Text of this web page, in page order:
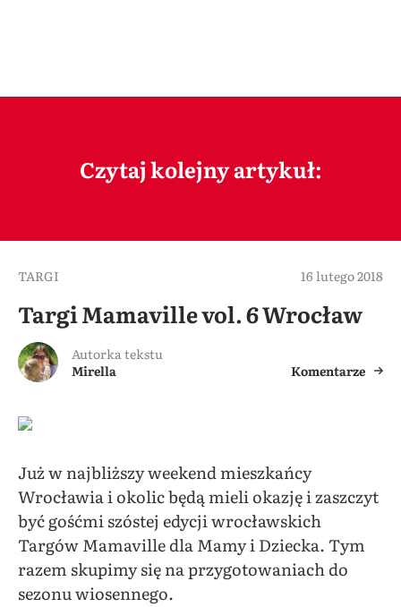
Czytaj kolejny artykuł:
TARGI 16 lutego 2018
Targi Mamaville vol. 6 Wrocław
Autorka tekstu
Mirella
Komentarze
Już w najbliższy weekend mieszkańcy
Wrocławia i okolic będą mieli okazję i zaszczyt
być gośćmi szóstej edycji wrocławskich
Targów Mamaville dla Mamy i Dziecka. Tym
razem skupimy się na przygotowaniach do
sezonu wiosennego.